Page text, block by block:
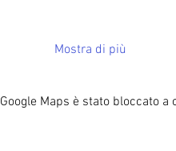
Mostra di più
Google Maps è stato bloccato